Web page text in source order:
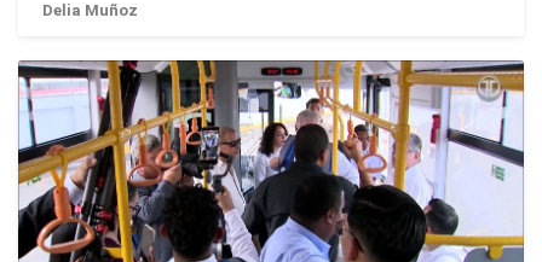
Delia Muñoz